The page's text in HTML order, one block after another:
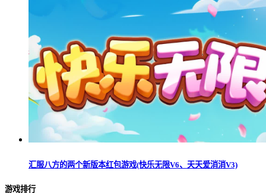
汇服八方的两个新版本红包游戏(快乐无限V6、天天爱消消V3)
游戏排行